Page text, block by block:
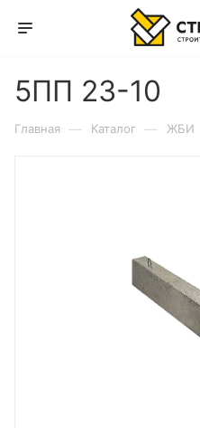
5ПП 23-10
Главная — Каталог — ЖБИ